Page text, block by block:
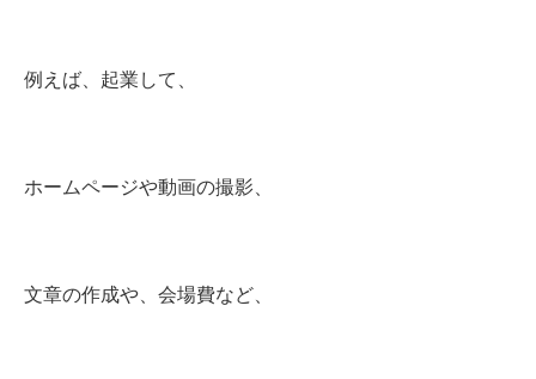
例えば、起業して、
ホームページや動画の撮影、
文章の作成や、会場費など、